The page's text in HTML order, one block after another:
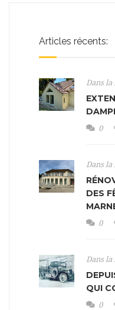
Articles récents:
Dans
0
Dans
DES
0
Dans
QUI
0